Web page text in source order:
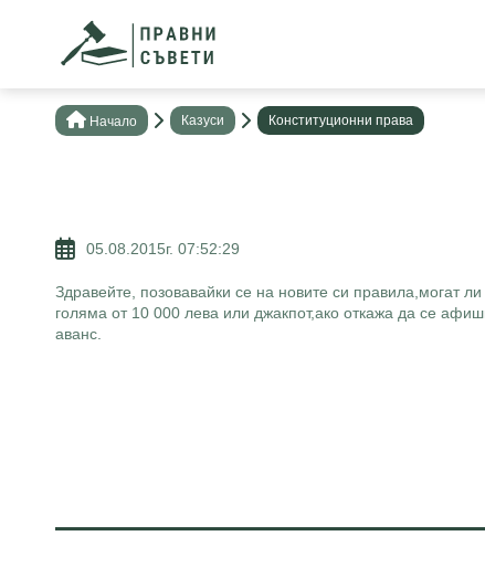
Нaчало Казуси Конституционни права
05.08.2015г. 07:52:29
Здравейте, позовавайки се на новите си правила,могат
голяма от 10 000 лева или джакпот,ако откажа да се
аванс.